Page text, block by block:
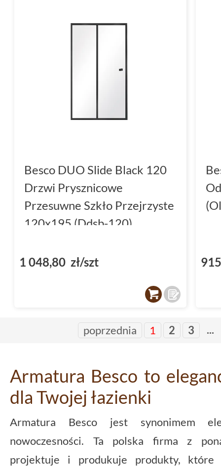
Besco DUO Slide Black 120
Drzwi Prysznicowe
Przesuwne Szkło Przejrzyste
120x195 (Ddsb-120)
1 048,80 zł/szt
poprzednia 1 2 3 ...
Armatura Besco to
dla Twojej łazienki
Armatura Besco jest synonimem
nowoczesności. Ta polska firma z
projektuje i produkuje produkty, które